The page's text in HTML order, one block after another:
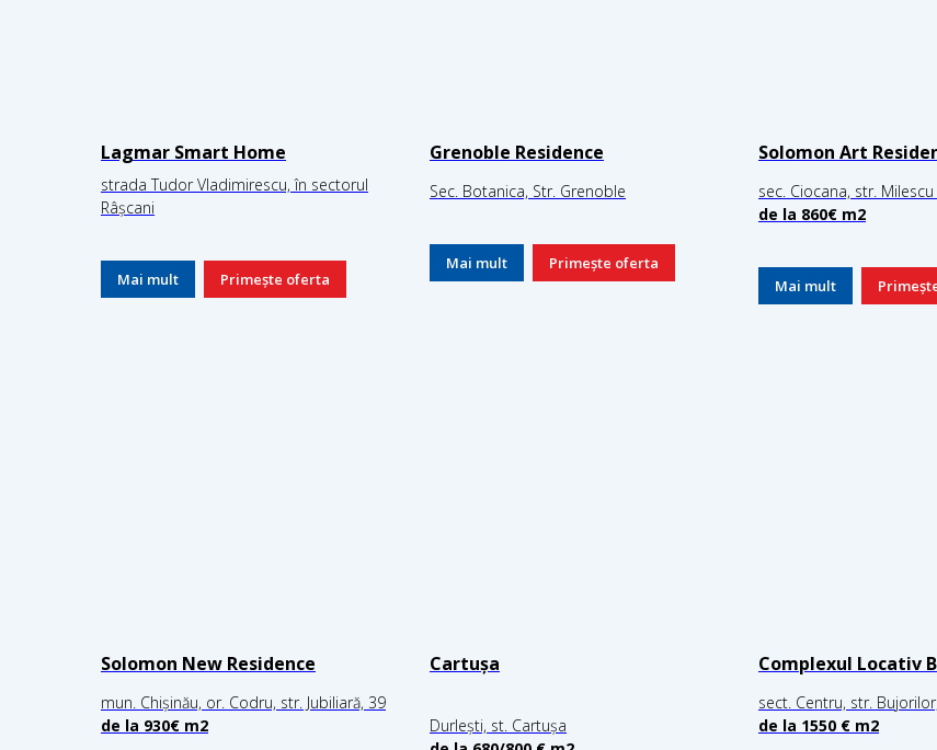
Lagmar Smart Home
strada Tudor Vladimirescu, în sectorul
Râșcani
Mai mult Primește oferta
Grenoble Residence
Sec. Botanica, Str. Grenoble
Mai mult Primește oferta
Solomon Art
sec. Ciocana, str.
de la 860€ m2
Mai mult
Solomon New Residence
mun. Chișinău, or. Codru, str. Jubiliară, 39
de la 930€ m2
Cartușa
Durlești, st. Cartușa
Complexul Locativ
sect. Centru, str.
de la 1550 € m2